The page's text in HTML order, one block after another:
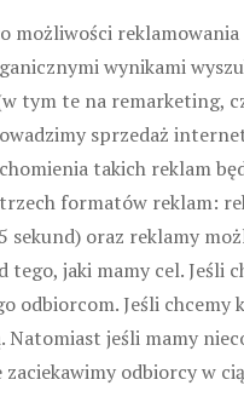
możliwości
wynikami
tym te na remarketing,
sprzedaż
takich reklam
formatów reklam:
sekund) oraz reklamy
tego, jaki mamy cel.
odbiorcom. Jeśli
jeśli mamy
zaciekawimy odbiorcy w